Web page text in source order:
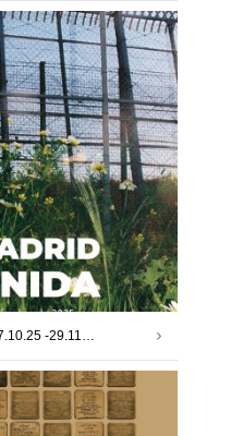
BIENVENIDA | ROCÍO MADRID | 17.10.25 -29.11.25